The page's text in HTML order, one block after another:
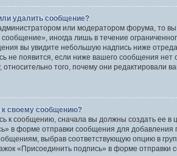
удалить сообщение?
или модератором форума, то
сообщение», иногда лишь в течение
вы увидите небольшую надпись ниже
не появится, если ниже вашего сообщения
относительно того, почему они
к своему сообщению?
к сообщению, сначала вы должны создать ее в
в форме отправки сообщения для
выбрав соответствующую опцию в
«Присоединить подпись» в форме отправки